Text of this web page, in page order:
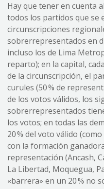
Hay que tener en cuenta
todos los partidos que se
circunscripciones
sobrerrepresentados en
incluso los de Lima
reparto); en la capital,
de la circunscripción, el
curules (50 % de
de los votos válidos, los
sobrerrepresentados
los votos; en todas las
20 % del voto válido
con la formación
representación (Ancash,
La Libertad, Moquegua,
«barrera» en un 20 % no